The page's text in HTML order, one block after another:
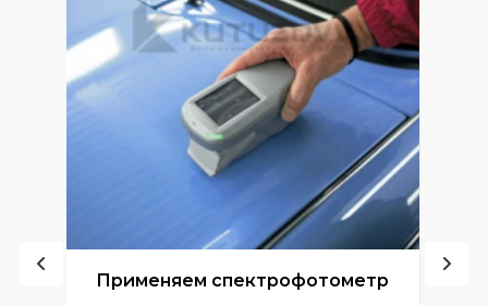
Применяем спектрофотометр